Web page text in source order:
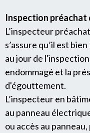
Inspection préachat
L’inspecteur
s’assure qu’il est
au jour de
endommagé et la
d'égouttement.
L’inspecteur en
au panneau
ou accès au